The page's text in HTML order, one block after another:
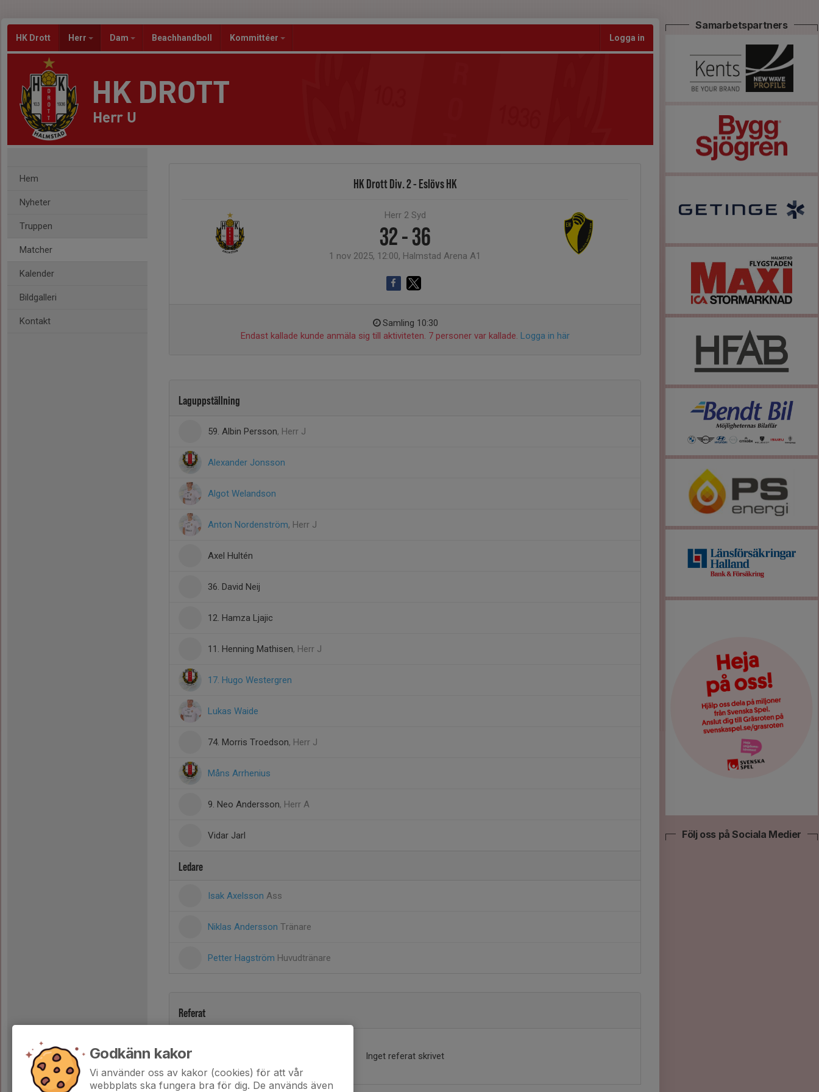
HK Drott Herr Dam Beachhandboll Kommittéer Logga in
HK DROTT
Herr U
Hem
Nyheter
Truppen
Matcher
Kalender
Bildgalleri
Kontakt
HK Drott Div. 2 - Eslövs HK
Herr 2 Syd
32 - 36
1 nov 2025, 12:00, Halmstad Arena A1
Samling 10:30
Endast kallade kunde anmäla sig till aktiviteten. 7 personer var kallade. Logga in här
Laguppställning
59. Albin Persson, Herr J
Alexander Jonsson
Algot Welandson
Anton Nordenström, Herr J
Axel Hultén
36. David Neij
12. Hamza Ljajic
11. Henning Mathisen, Herr J
17. Hugo Westergren
Lukas Waide
74. Morris Troedson, Herr J
Måns Arrhenius
9. Neo Andersson, Herr A
Vidar Jarl
Ledare
Isak Axelsson Ass
Niklas Andersson Tränare
Petter Hagström Huvudtränare
Referat
Inget referat skrivet
Samarbetspartners
Följ oss på Sociala Medier
Godkänn kakor
Vi använder oss av kakor (cookies) för att vår
webbplats ska fungera bra för dig. De används även